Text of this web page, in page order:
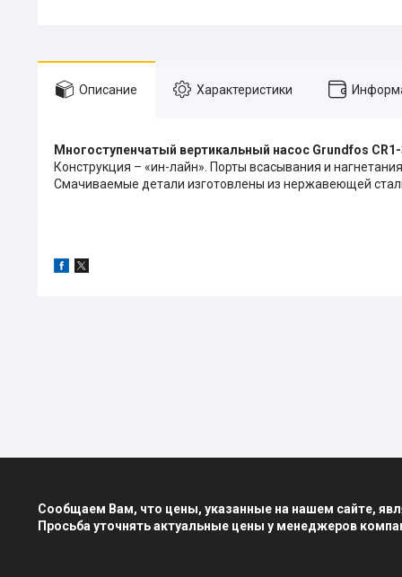
Описание Характеристики
Многоступенчатый вертикальный насос Grundfos CR1-
Конструкция – «ин-лайн». Порты всасывания и
Смачиваемые детали изготовлены из нержавеющей
Сообщаем Вам, что цены, указанные на нашем сайте,
Просьба уточнять актуальные цены у менеджеров